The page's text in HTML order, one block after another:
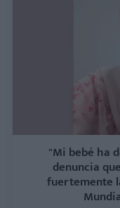
"Mi bebé ha
denuncia
fuertemente